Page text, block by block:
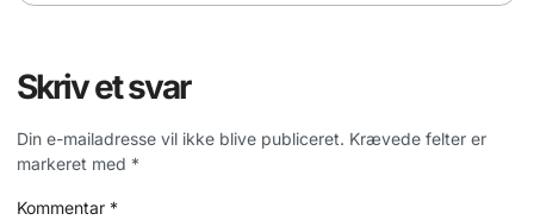
Skriv et svar
Din e-mailadresse vil ikke blive publiceret. Krævede felter er
markeret med *
Kommentar *